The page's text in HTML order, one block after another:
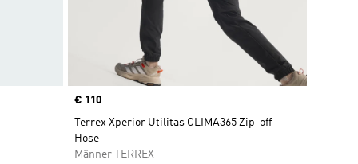
Price
€ 110
Terrex Xperior Utilitas CLIMA365 Zip-off-
Hose
Männer TERREX